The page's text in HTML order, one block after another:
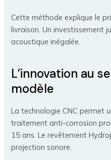
Cette méthode explique le
livraison. Un investissement
acoustique inégalée.
L’innovation au
modèle
La technologie CNC permet
traitement anti-corrosion
15 ans. Le revêtement
projection sonore.